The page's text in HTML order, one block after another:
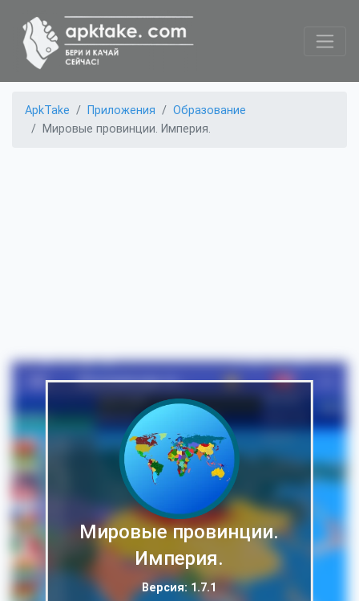
ApkTake Приложения
Образование
Мировые провинции. Империя.
Мировые провинции.
Империя.
Версия: 1.7.1